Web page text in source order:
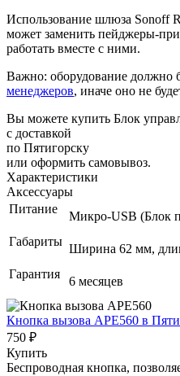
Использование шлюза Sonoff
может заменить пейджеры-
работать вместе с ними.
Важно: оборудование должно
менеджеров, иначе оно не
Вы можете купить Блок
с доставкой
по Пятигорску
или оформить самовывоз.
Характеристики
Аксессуары
Питание
Микро-USB (Блок
Габариты
Ширина 62 мм,
Гарантия
6 месяцев
Кнопка вызова АРЕ560 в
750 ₽
Купить
Беспроводная кнопка,